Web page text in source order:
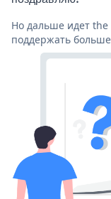
Но дальше идет
поддержать